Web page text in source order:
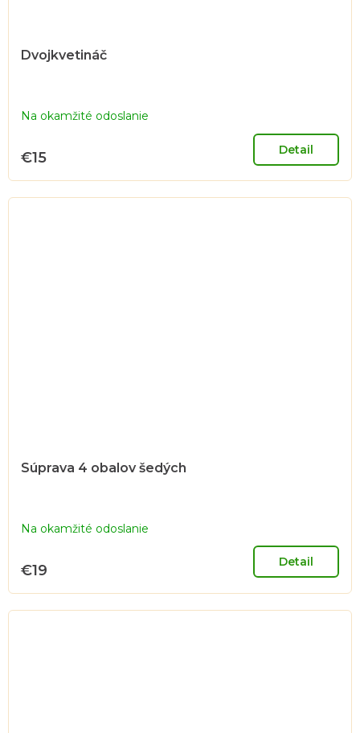
Dvojkvetináč
Na okamžité odoslanie
€15 Detail
Súprava 4 obalov šedých
Na okamžité odoslanie
€19 Detail